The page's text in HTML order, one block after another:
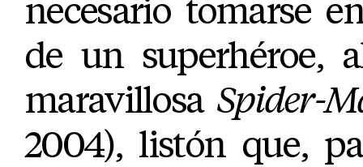
necesario tomarse
de un superhéroe,
maravillosa Spider-
2004), listón que,